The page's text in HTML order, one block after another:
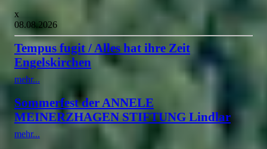
x
08.08.2026
Tempus fugit / Alles hat ihre Zeit
Engelskirchen
mehr...
Sommerfest der ANNELE
MEINERZHAGEN STIFTUNG Lindlar
mehr...